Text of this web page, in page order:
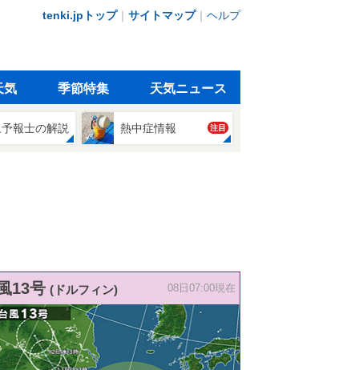
tenki.jpトップ｜ サイトマップ｜ ヘルプ
気 季節特集 天気ニュース
報士の解説 熱中症情報 注目
13号 (ドルフィン) 08日07:00現在